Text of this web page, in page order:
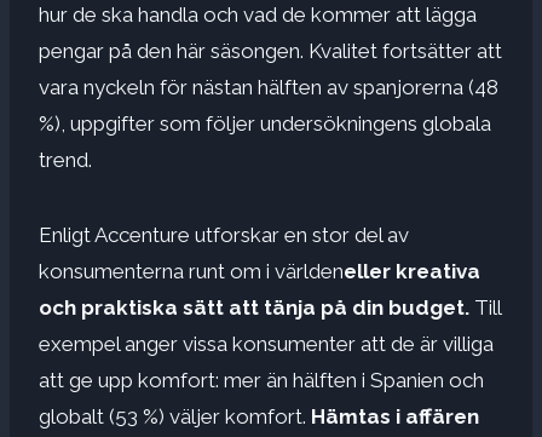
hur de ska handla och vad de kommer att lägga
pengar på den här säsongen. Kvalitet fortsätter att
vara nyckeln för nästan hälften av spanjorerna (48
%), uppgifter som följer undersökningens globala
trend.
Enligt Accenture utforskar en stor del av
konsumenterna runt om i världeneller kreativa
och praktiska sätt att tänja på din budget. Till
exempel anger vissa konsumenter att de är villiga
att ge upp komfort: mer än hälften i Spanien och
globalt (53 %) väljer komfort. Hämtas i affären